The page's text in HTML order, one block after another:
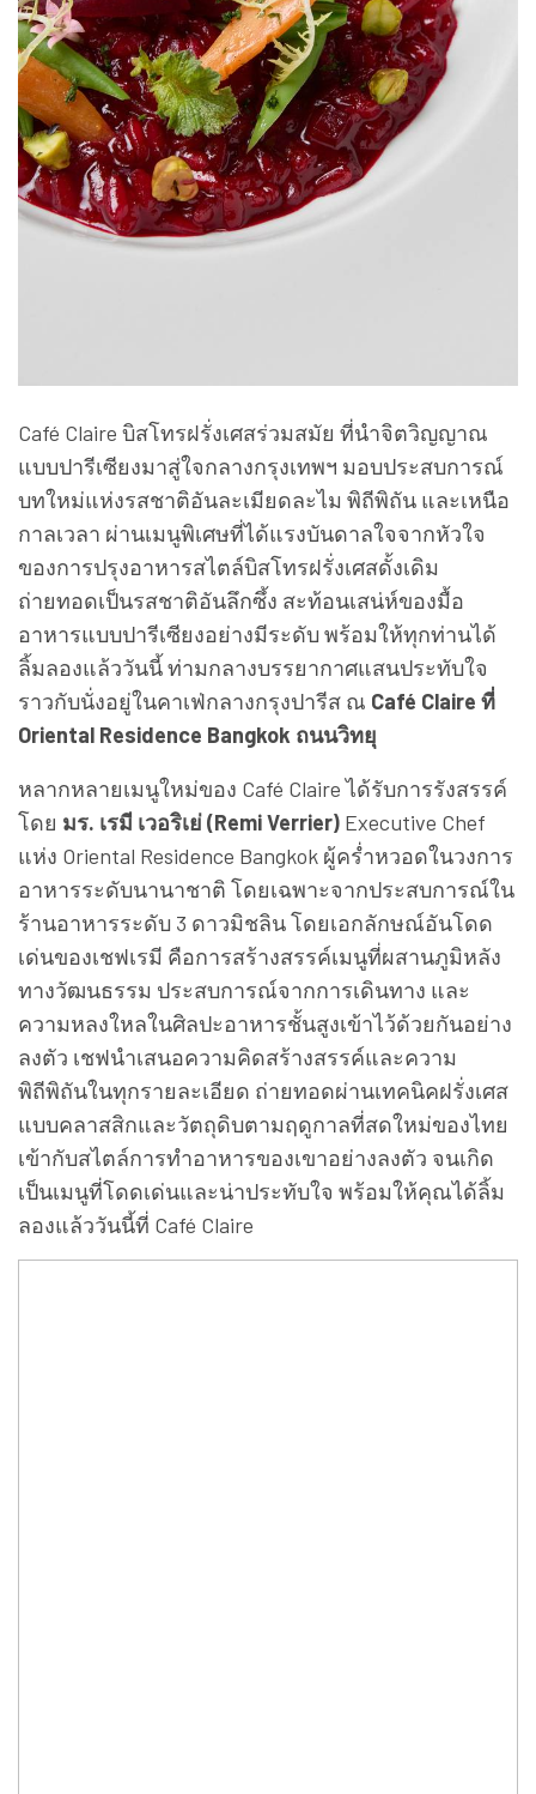
Café Claire บิสโทรฝรั่งเศสร่วมสมัย ที่นำจิตวิญญาณ
แบบปารีเซียงมาสู่ใจกลางกรุงเทพฯ มอบประสบการณ์
บทใหม่แห่งรสชาติอันละเมียดละไม พิถีพิถัน และเหนือ
กาลเวลา ผ่านเมนูพิเศษที่ได้แรงบันดาลใจจากหัวใจ
ของการปรุงอาหารสไตล์บิสโทรฝรั่งเศสดั้งเดิม
ถ่ายทอดเป็นรสชาติอันลึกซึ้ง สะท้อนเสน่ห์ของมื้อ
อาหารแบบปารีเซียงอย่างมีระดับ พร้อมให้ทุกท่านได้
ลิ้มลองแล้ววันนี้ ท่ามกลางบรรยากาศแสนประทับใจ
ราวกับนั่งอยู่ในคาเฟ่กลางกรุงปารีส ณ Café Claire ที่
Oriental Residence Bangkok ถนนวิทยุ
หลากหลายเมนูใหม่ของ Café Claire ได้รับการรังสรรค์
โดย มร. เรมี เวอริเย่ (Remi Verrier) Executive Chef
แห่ง Oriental Residence Bangkok ผู้คร่ำหวอดในวงการ
อาหารระดับนานาชาติ โดยเฉพาะจากประสบการณ์ใน
ร้านอาหารระดับ 3 ดาวมิชลิน โดยเอกลักษณ์อันโดด
เด่นของเชฟเรมี คือการสร้างสรรค์เมนูที่ผสานภูมิหลัง
ทางวัฒนธรรม ประสบการณ์จากการเดินทาง และ
ความหลงใหลในศิลปะอาหารชั้นสูงเข้าไว้ด้วยกันอย่าง
ลงตัว เชฟนำเสนอความคิดสร้างสรรค์และความ
พิถีพิถันในทุกรายละเอียด ถ่ายทอดผ่านเทคนิคฝรั่งเศส
แบบคลาสสิกและวัตถุดิบตามฤดูกาลที่สดใหม่ของไทย
เข้ากับสไตล์การทำอาหารของเขาอย่างลงตัว จนเกิด
เป็นเมนูที่โดดเด่นและน่าประทับใจ พร้อมให้คุณได้ลิ้ม
ลองแล้ววันนี้ที่ Café Claire